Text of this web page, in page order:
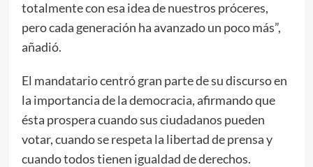
totalmente con esa idea de nuestros próceres,
pero cada generación ha avanzado un poco más”,
añadió.
El mandatario centró gran parte de su discurso en
la importancia de la democracia, afirmando que
ésta prospera cuando sus ciudadanos pueden
votar, cuando se respeta la libertad de prensa y
cuando todos tienen igualdad de derechos.